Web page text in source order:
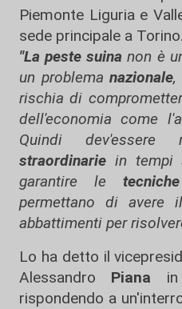
Piemonte Liguria e
sede principale a Torino.
"La peste suina non è
un problema nazionale,
rischia di
dell'economia come
Quindi
straordinarie in tempi
garantire le
permettano di avere
abbattimenti per
Lo ha detto il
Alessandro Piana
rispondendo a